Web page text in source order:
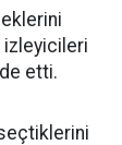
izleyicileri
etti.